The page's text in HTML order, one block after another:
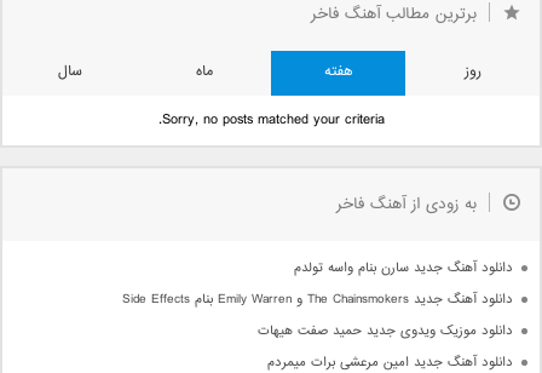
برترین مطالب آهنگ فاخر
روز هفته ماه
سال
Sorry, no posts matched your criteria.
به زودی از آهنگ فاخر
دانلود آهنگ جدید سارن بنام واسه تولدم
دانلود آهنگ جدید The Chainsmokers و Emily Warren بنام Side Effects
دانلود موزیک ویدوی جدید حمید صفت هیهات
دانلود آهنگ جدید امین مرعشی برات میمردم